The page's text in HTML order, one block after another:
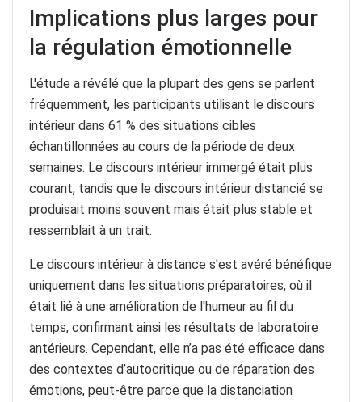
Implications plus larges pour
la régulation émotionnelle
L'étude a révélé que la plupart des gens se parlent
fréquemment, les participants utilisant le discours
intérieur dans 61 % des situations cibles
échantillonnées au cours de la période de deux
semaines. Le discours intérieur immergé était plus
courant, tandis que le discours intérieur distancié se
produisait moins souvent mais était plus stable et
ressemblait à un trait.
Le discours intérieur à distance s'est avéré bénéfique
uniquement dans les situations préparatoires, où il
était lié à une amélioration de l'humeur au fil du
temps, confirmant ainsi les résultats de laboratoire
antérieurs. Cependant, elle n’a pas été efficace dans
des contextes d’autocritique ou de réparation des
émotions, peut-être parce que la distanciation